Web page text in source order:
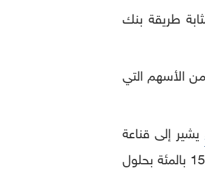
طريقة بنك
الأسهم التي
يشير إلى قناعة
كبيرة بأن بنك الاحتياطي الفيدرالي سوف يحقق هبوطاً هادئاً ونمواً في الأرباح لكل سهم بنسبة 15 بالمئة بحلول